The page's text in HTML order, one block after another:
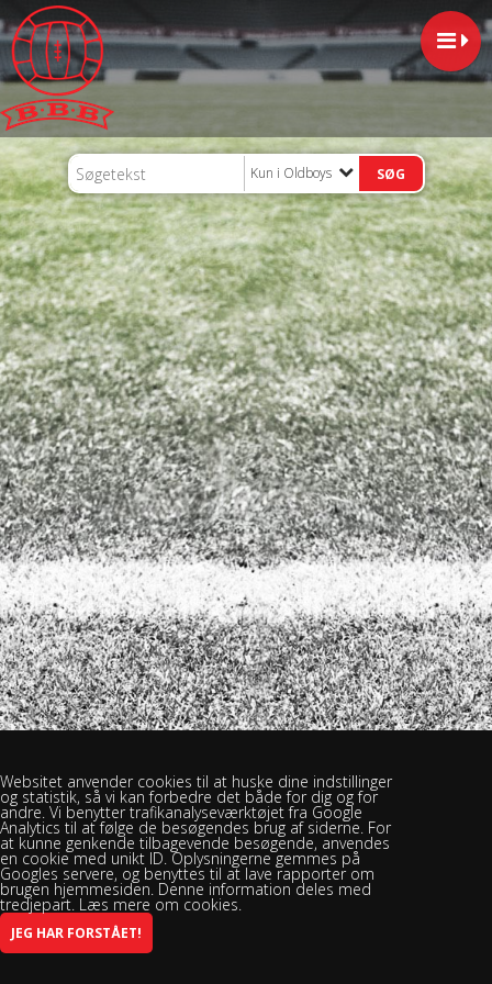
Kun i Oldboys
Brændekilde Bellinge Boldklub - Brændekilevej 30, 5250 Odense SV -
Spillested: Rasmus Rask Skolen
Websitet anvender cookies til at huske dine indstillinger
og statistik, så vi kan forbedre det både for dig og for
andre. Vi benytter trafikanalyseværktøjet fra Google
Analytics til at følge de besøgendes brug af siderne. For
at kunne genkende tilbagevende besøgende, anvendes
en cookie med unikt ID. Oplysningerne gemmes på
Googles servere, og benyttes til at lave rapporter om
brugen hjemmesiden. Denne information deles med
tredjepart. Læs mere om cookies.